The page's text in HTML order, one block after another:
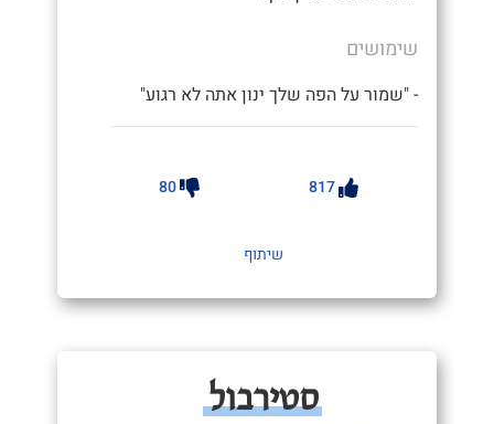
שימושים
- "שמור על הפה שלך ינון אתה לא רגוע"
817
80
שיתוף
סטירבול